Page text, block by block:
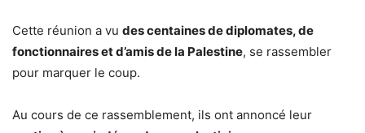
Cette réunion a vu des centaines de diplomates, de
fonctionnaires et d’amis de la Palestine, se rassembler
pour marquer le coup.
Au cours de ce rassemblement, ils ont annoncé leur